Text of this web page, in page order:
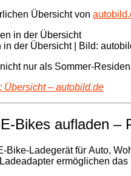
Übersicht von
der Übersicht | Bild:
nur als Sommer-
Übersicht – autobild.de
Bikes aufladen –
Bike-Ladegerät für Auto,
ermöglichen